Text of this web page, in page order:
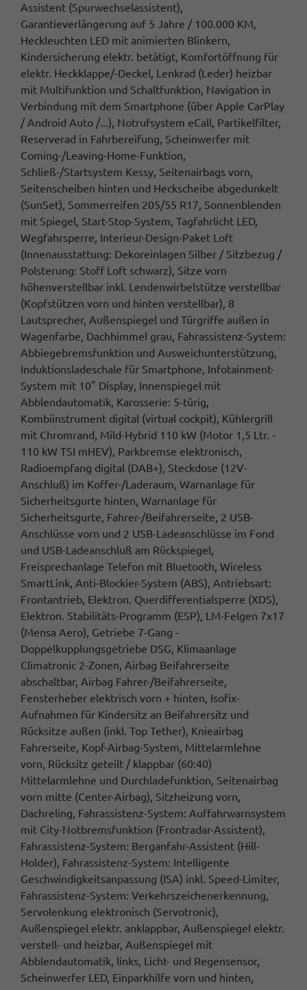
Assistent (Spurwechselassistent),
Garantieverlängerung auf 5 Jahre / 100.000 KM,
Heckleuchten LED mit animierten Blinkern,
Kindersicherung elektr. betätigt, Komfortöffnung für
elektr. Heckklappe/-Deckel, Lenkrad (Leder) heizbar
mit Multifunktion und Schaltfunktion, Navigation in
Verbindung mit dem Smartphone (über Apple CarPlay
/ Android Auto /...), Notrufsystem eCall, Partikelfilter,
Reserverad in Fahrbereifung, Scheinwerfer mit
Coming-/Leaving-Home-Funktion,
Schließ-/Startsystem Kessy, Seitenairbags vorn,
Seitenscheiben hinten und Heckscheibe abgedunkelt
(SunSet), Sommerreifen 205/55 R17, Sonnenblenden
mit Spiegel, Start-Stop-System, Tagfahrlicht LED,
Wegfahrsperre, Interieur-Design-Paket Loft
(Innenausstattung: Dekoreinlagen Silber / Sitzbezug /
Polsterung: Stoff Loft schwarz), Sitze vorn
höhenverstellbar inkl. Lendenwirbelstütze verstellbar
(Kopfstützen vorn und hinten verstellbar), 8
Lautsprecher, Außenspiegel und Türgriffe außen in
Wagenfarbe, Dachhimmel grau, Fahrassistenz-System:
Abbiegebremsfunktion und Ausweichunterstützung,
Induktionsladeschale für Smartphone, Infotainment-
System mit 10" Display, Innenspiegel mit
Abblendautomatik, Karosserie: 5-türig,
Kombiinstrument digital (virtual cockpit), Kühlergrill
mit Chromrand, Mild-Hybrid 110 kW (Motor 1,5 Ltr. -
110 kW TSI mHEV), Parkbremse elektronisch,
Radioempfang digital (DAB+), Steckdose (12V-
Anschluß) im Koffer-/Laderaum, Warnanlage für
Sicherheitsgurte hinten, Warnanlage für
Sicherheitsgurte, Fahrer-/Beifahrerseite, 2 USB-
Anschlüsse vorn und 2 USB-Ladeanschlüsse im Fond
und USB-Ladeanschluß am Rückspiegel,
Freisprechanlage Telefon mit Bluetooth, Wireless
SmartLink, Anti-Blockier-System (ABS), Antriebsart:
Frontantrieb, Elektron. Querdifferentialsperre (XDS),
Elektron. Stabilitäts-Programm (ESP), LM-Felgen 7x17
(Mensa Aero), Getriebe 7-Gang -
Doppelkupplungsgetriebe DSG, Klimaanlage
Climatronic 2-Zonen, Airbag Beifahrerseite
abschaltbar, Airbag Fahrer-/Beifahrerseite,
Fensterheber elektrisch vorn + hinten, Isofix-
Aufnahmen für Kindersitz an Beifahrersitz und
Rücksitze außen (inkl. Top Tether), Knieairbag
Fahrerseite, Kopf-Airbag-System, Mittelarmlehne
vorn, Rücksitz geteilt / klappbar (60:40)
Mittelarmlehne und Durchladefunktion, Seitenairbag
vorn mitte (Center-Airbag), Sitzheizung vorn,
Dachreling, Fahrassistenz-System: Auffahrwarnsystem
mit City-Notbremsfunktion (Frontradar-Assistent),
Fahrassistenz-System: Berganfahr-Assistent (Hill-
Holder), Fahrassistenz-System: Intelligente
Geschwindigkeitsanpassung (ISA) inkl. Speed-Limiter,
Fahrassistenz-System: Verkehrszeichenerkennung,
Servolenkung elektronisch (Servotronic),
Außenspiegel elektr. anklappbar, Außenspiegel elektr.
verstell- und heizbar, Außenspiegel mit
Abblendautomatik, links, Licht- und Regensensor,
Scheinwerfer LED, Einparkhilfe vorn und hinten,